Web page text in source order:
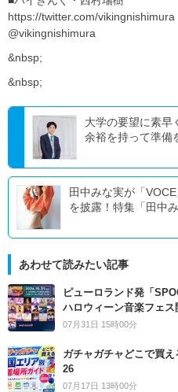
https://twitter.com/vikingnishimura
@vikingnishimura
&nbsp;
&nbsp;
大学の要望に素早
余裕を持って準備
田中みな実が「
を披露！特集「田中
あわせて読みたい記事
ピューロランド発「
ハロウィーン音楽フェス
07月31日 15時00分
ガチャガチャどこで買
26
07月17日 13時00分